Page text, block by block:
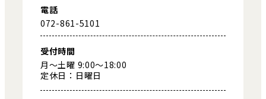
電話
072-861-5101
受付時間
月～土曜 9:00～18:00
定休日：日曜日